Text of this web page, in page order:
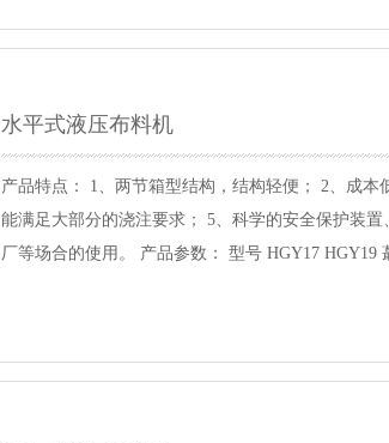
水平式液压布料机
产品特点： 1、两节箱型结构，结构轻便； 2、成本
能满足大部分的浇注要求； 5、科学的安全保护装
厂等场合的使用。 产品参数： 型号 HGY17 HGY19